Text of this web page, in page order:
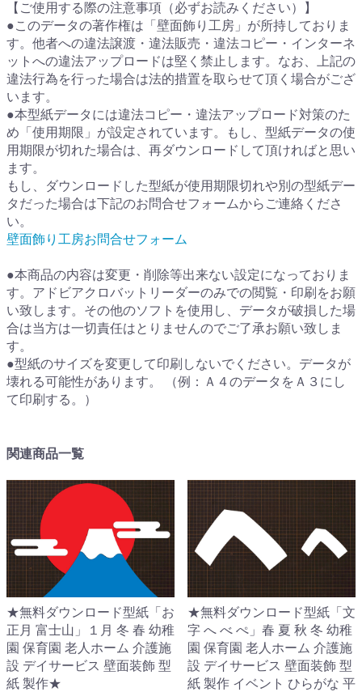
【ご使用する際の注意事項（必ずお読みください）】
●このデータの著作権は「壁面飾り工房」が所持しておりま
す。他者への違法譲渡・違法販売・違法コピー・インターネ
ットへの違法アップロードは堅く禁止します。なお、上記の
違法行為を行った場合は法的措置を取らせて頂く場合がござ
います。
●本型紙データには違法コピー・違法アップロード対策のた
め「使用期限」が設定されています。もし、型紙データの使
用期限が切れた場合は、再ダウンロードして頂ければと思い
ます。
もし、ダウンロードした型紙が使用期限切れや別の型紙デー
タだった場合は下記のお問合せフォームからご連絡くださ
い。
壁面飾り工房お問合せフォーム
●本商品の内容は変更・削除等出来ない設定になっておりま
す。アドビアクロバットリーダーのみでの閲覧・印刷をお願
い致します。その他のソフトを使用し、データが破損した場
合は当方は一切責任はとりませんのでご了承お願い致しま
す。
●型紙のサイズを変更して印刷しないでください。データが
壊れる可能性があります。 （例：Ａ４のデータをＡ３にし
て印刷する。）
関連商品一覧
★無料ダウンロード型紙「お
正月 富士山」１月 冬 春 幼稚
園 保育園 老人ホーム 介護施
設 デイサービス 壁面装飾 型
紙 製作★
★無料ダウンロード型紙「文
字 へ べ ぺ」春 夏 秋 冬 幼稚
園 保育園 老人ホーム 介護施
設 デイサービス 壁面装飾 型
紙 製作 イベント ひらがな 平